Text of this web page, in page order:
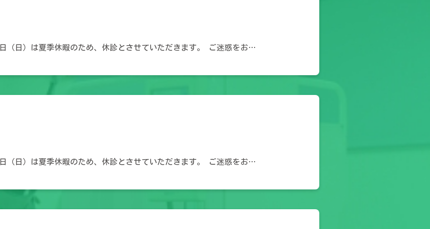
（日）は夏季休暇のため、休診とさせていただきます。 ご迷惑をお…
（日）は夏季休暇のため、休診とさせていただきます。 ご迷惑をお…